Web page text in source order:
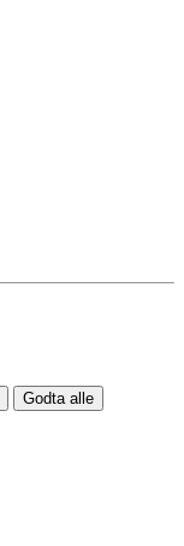
Godta alle